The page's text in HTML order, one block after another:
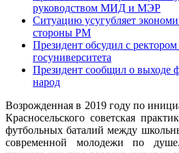
руководством МИД и МЭР
Ситуацию усугубляет
стороны РМ
Президент обсудил с
госуниверситета
Президент сообщил о выходе
народ
Возрожденная в 2019 году по
Красносельского советская
футбольных баталий между
современной молодежи по